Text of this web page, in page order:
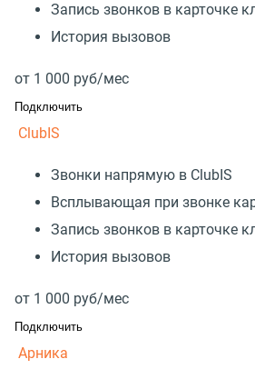
Запись звонков в карточке
История вызовов
от 1 000 руб/мес
Подключить
ClubIS
Звонки напрямую в ClubIS
Всплывающая при звонке
Запись звонков в карточке
История вызовов
от 1 000 руб/мес
Подключить
Арника